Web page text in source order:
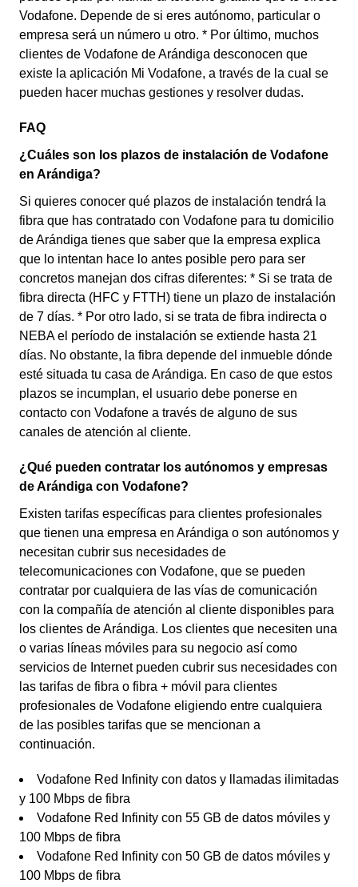
Vodafone. Depende de si eres autónomo, particular o
empresa será un número u otro. * Por último, muchos
clientes de Vodafone de Arándiga desconocen que
existe la aplicación Mi Vodafone, a través de la cual se
pueden hacer muchas gestiones y resolver dudas.
FAQ
¿Cuáles son los plazos de instalación de Vodafone
en Arándiga?
Si quieres conocer qué plazos de instalación tendrá la
fibra que has contratado con Vodafone para tu domicilio
de Arándiga tienes que saber que la empresa explica
que lo intentan hace lo antes posible pero para ser
concretos manejan dos cifras diferentes: * Si se trata de
fibra directa (HFC y FTTH) tiene un plazo de instalación
de 7 días. * Por otro lado, si se trata de fibra indirecta o
NEBA el período de instalación se extiende hasta 21
días. No obstante, la fibra depende del inmueble dónde
esté situada tu casa de Arándiga. En caso de que estos
plazos se incumplan, el usuario debe ponerse en
contacto con Vodafone a través de alguno de sus
canales de atención al cliente.
¿Qué pueden contratar los autónomos y empresas
de Arándiga con Vodafone?
Existen tarifas específicas para clientes profesionales
que tienen una empresa en Arándiga o son autónomos y
necesitan cubrir sus necesidades de
telecomunicaciones con Vodafone, que se pueden
contratar por cualquiera de las vías de comunicación
con la compañía de atención al cliente disponibles para
los clientes de Arándiga. Los clientes que necesiten una
o varias líneas móviles para su negocio así como
servicios de Internet pueden cubrir sus necesidades con
las tarifas de fibra o fibra + móvil para clientes
profesionales de Vodafone eligiendo entre cualquiera
de las posibles tarifas que se mencionan a
continuación.
Vodafone Red Infinity con datos y llamadas ilimitadas
y 100 Mbps de fibra
Vodafone Red Infinity con 55 GB de datos móviles y
100 Mbps de fibra
Vodafone Red Infinity con 50 GB de datos móviles y
100 Mbps de fibra